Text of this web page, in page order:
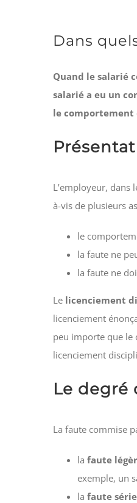
Dans
Quand le salarié
salarié a eu un
le comportement
L’employeur,
à-vis de plusieurs
le
la faute ne
la faute ne
Le licenciement
licenciement
peu importe que le
licenciement
Le degré
La faute commise
la faute
exemple, un
la faute